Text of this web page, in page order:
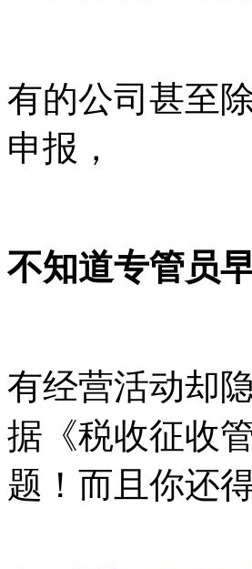
有的公司甚至
申报，
不知道专管员
有经营活动却
据《税收征收
题！而且你还